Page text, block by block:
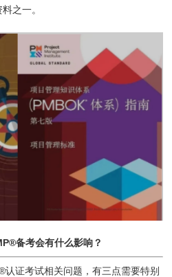
之一。
备考会有什么影响？
证考试相关问题，有三点需要特别